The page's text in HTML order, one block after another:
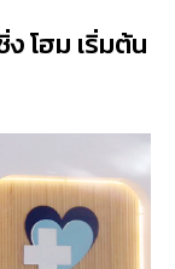
โฮม เริ่มต้น